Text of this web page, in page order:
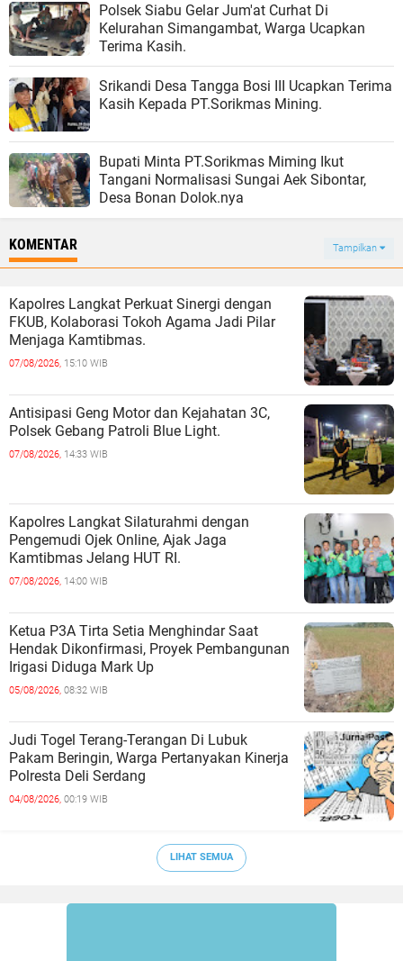
Polsek Siabu Gelar Jum'at Curhat Di
Kelurahan Simangambat, Warga Ucapkan
Terima Kasih.
Srikandi Desa Tangga Bosi III Ucapkan Terima
Kasih Kepada PT.Sorikmas Mining.
Bupati Minta PT.Sorikmas Miming Ikut
Tangani Normalisasi Sungai Aek Sibontar,
Desa Bonan Dolok.nya
KOMENTAR Tampilkan
Kapolres Langkat Perkuat Sinergi dengan
FKUB, Kolaborasi Tokoh Agama Jadi Pilar
Menjaga Kamtibmas.
07/08/2026, 15:10 WIB
Antisipasi Geng Motor dan Kejahatan 3C,
Polsek Gebang Patroli Blue Light.
07/08/2026, 14:33 WIB
Kapolres Langkat Silaturahmi dengan
Pengemudi Ojek Online, Ajak Jaga
Kamtibmas Jelang HUT RI.
07/08/2026, 14:00 WIB
Ketua P3A Tirta Setia Menghindar Saat
Hendak Dikonfirmasi, Proyek Pembangunan
Irigasi Diduga Mark Up
05/08/2026, 08:32 WIB
Judi Togel Terang-Terangan Di Lubuk
Pakam Beringin, Warga Pertanyakan Kinerja
Polresta Deli Serdang
04/08/2026, 00:19 WIB
LIHAT SEMUA